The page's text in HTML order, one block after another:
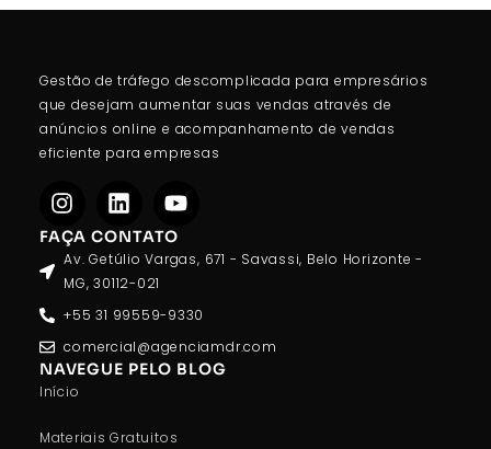
Gestão de tráfego descomplicada para empresários
que desejam aumentar suas vendas através de
anúncios online e acompanhamento de vendas
eficiente para empresas
FAÇA CONTATO
Av. Getúlio Vargas, 671 - Savassi, Belo Horizonte -
MG, 30112-021
+55 31 99559-9330
comercial@agenciamdr.com
NAVEGUE PELO BLOG
Início
Materiais Gratuitos